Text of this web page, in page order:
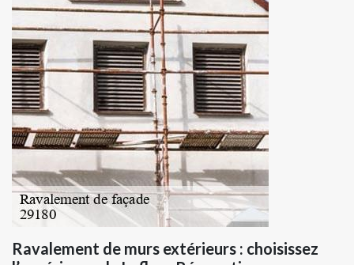
Ravalement de murs extérieurs : choisissez